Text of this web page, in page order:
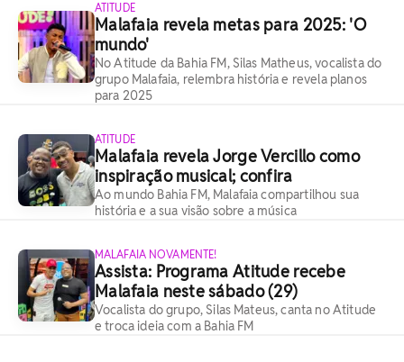
ATITUDE
Malafaia revela metas para 2025: 'O
mundo'
No Atitude da Bahia FM, Silas Matheus, vocalista do
grupo Malafaia, relembra história e revela planos
para 2025
ATITUDE
Malafaia revela Jorge Vercillo como
inspiração musical; confira
Ao mundo Bahia FM, Malafaia compartilhou sua
história e a sua visão sobre a música
MALAFAIA NOVAMENTE!
Assista: Programa Atitude recebe
Malafaia neste sábado (29)
Vocalista do grupo, Silas Mateus, canta no Atitude
e troca ideia com a Bahia FM